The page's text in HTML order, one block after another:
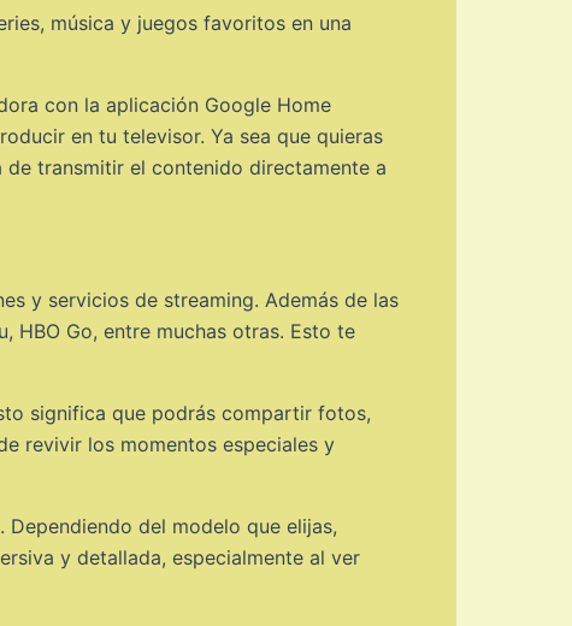
música y juegos favoritos en una
con la aplicación Google Home
en tu televisor. Ya sea que quieras
de transmitir el contenido directamente a
y servicios de streaming. Además de las
HBO Go, entre muchas otras. Esto te
significa que podrás compartir fotos,
revivir los momentos especiales y
del modelo que elijas,
y detallada, especialmente al ver